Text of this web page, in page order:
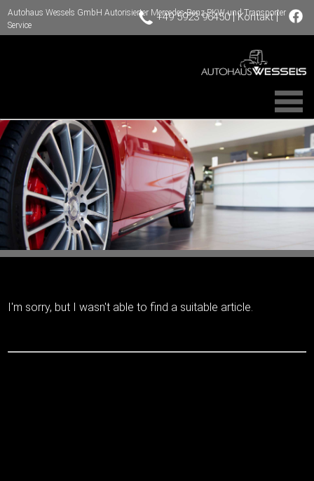
Autohaus Wessels GmbH Autorisierter Mercedes-Benz PKW und Transporter
Service
+49 5923 96450|Kontakt|
I'm sorry, but I wasn't able to find a suitable article.